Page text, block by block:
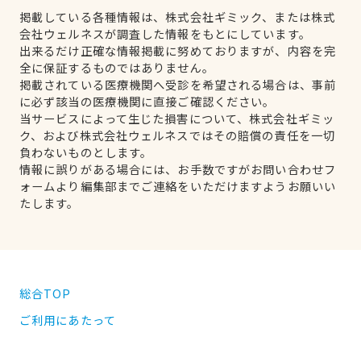
掲載している各種情報は、株式会社ギミック、または株式
会社ウェルネスが調査した情報をもとにしています。
出来るだけ正確な情報掲載に努めておりますが、内容を完
全に保証するものではありません。
掲載されている医療機関へ受診を希望される場合は、事前
に必ず該当の医療機関に直接ご確認ください。
当サービスによって生じた損害について、株式会社ギミッ
ク、および株式会社ウェルネスではその賠償の責任を一切
負わないものとします。
情報に誤りがある場合には、お手数ですがお問い合わせフ
ォームより編集部までご連絡をいただけますようお願いい
たします。
総合TOP
ご利用にあたって